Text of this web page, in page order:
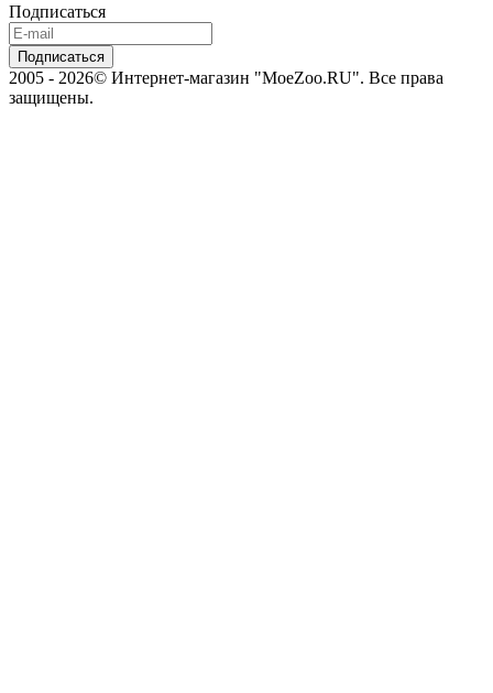
Подписаться
2005 - 2026© Интернет-магазин "MoeZoo.RU". Все права
защищены.